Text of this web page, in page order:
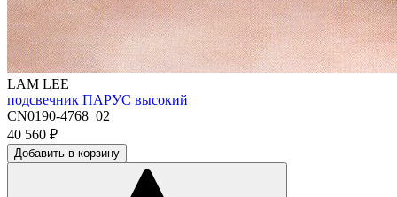
LAM LEE
подсвечник ПАРУС высокий
CN0190-4768_02
40 560 ₽
Добавить в корзину